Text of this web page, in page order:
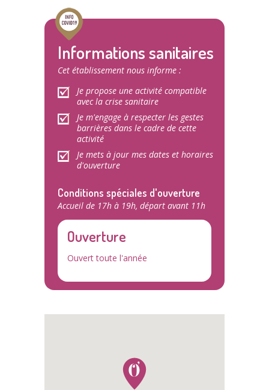
Informations sanitaires
Cet établissement nous informe :
Je propose une activité compatible
avec la crise sanitaire
Je m'engage à respecter les gestes
barrières dans le cadre de cette
activité
Je mets à jour mes dates et horaires
d'ouverture
Conditions spéciales d'ouverture
Accueil de 17h à 19h, départ avant 11h
Ouverture
Ouvert toute l'année